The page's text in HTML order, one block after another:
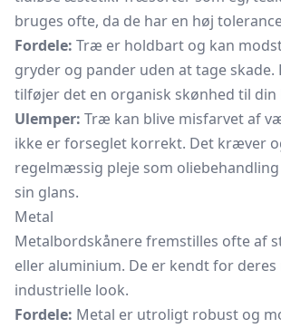
bruges ofte, da de har en høj
Fordele: Træ er holdbart og kan
gryder og pander uden at tage skade.
tilføjer det en organisk skønhed til
Ulemper: Træ kan blive misfarvet af
ikke er forseglet korrekt. Det kræver
regelmæssig pleje som
sin glans.
Metal
Metalbordskånere fremstilles ofte af
eller aluminium. De er kendt for
industrielle look.
Fordele: Metal er utroligt robust og